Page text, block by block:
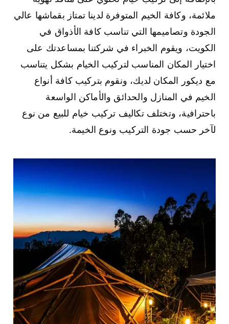
ملائمة، وكافة الخيم المتوفرة لدينا تمتاز بقماشها عالي
الجودة وتصاميمها التي تناسب كافة الأذواق في
الكويت، ويقوم الخبراء في شركتنا بمساعدتك على
اختيار المكان المناسب لتركيب الخيام بشكل يتناسب
مع ديكور المكان لديك، ونقوم بتركيب كافة أنواع
الخيم في المنازل والحدائق والأماكن الواسعة
باحترافية، وتختلف تكاليف تركيب خيام للبيع من نوع
لآخر حسب جودة التركيب ونوع الخيمة.